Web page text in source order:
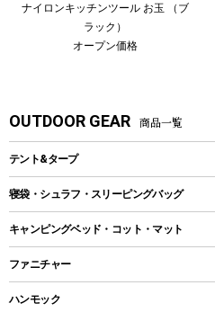
ナイロンキッチンツール お玉 （ブ
ラック）
オープン価格
OUTDOOR GEAR 商品一覧
テント&タープ
テント
ツールームテント
ワンポールテント
シェルターテント
寝袋・シュラフ・スリーピングバッグ
レクタングラー型（封筒型）シュラフ
インナーシュラフ
キャンピングベッド・コット・マット
キャンピングベッド・コット
ファニチャー
アウトドアテーブル
ハンモック